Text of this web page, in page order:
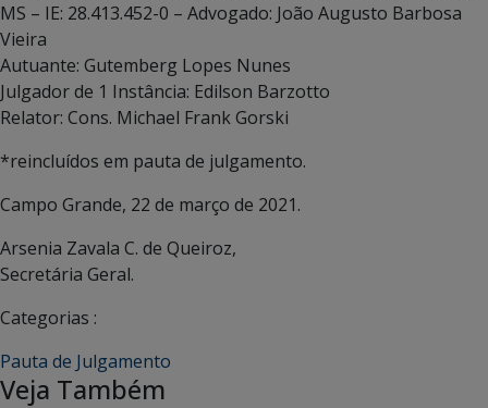
MS – IE: 28.413.452-0 – Advogado: João Augusto Barbosa
Vieira
Autuante: Gutemberg Lopes Nunes
Julgador de 1 Instância: Edilson Barzotto
Relator: Cons. Michael Frank Gorski
*reincluídos em pauta de julgamento.
Campo Grande, 22 de março de 2021.
Arsenia Zavala C. de Queiroz,
Secretária Geral.
Categorias :
Pauta de Julgamento
Veja Também